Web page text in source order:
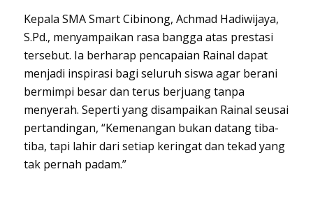
Kepala SMA Smart Cibinong, Achmad Hadiwijaya,
S.Pd., menyampaikan rasa bangga atas prestasi
tersebut. Ia berharap pencapaian Rainal dapat
menjadi inspirasi bagi seluruh siswa agar berani
bermimpi besar dan terus berjuang tanpa
menyerah. Seperti yang disampaikan Rainal seusai
pertandingan, “Kemenangan bukan datang tiba-
tiba, tapi lahir dari setiap keringat dan tekad yang
tak pernah padam.”